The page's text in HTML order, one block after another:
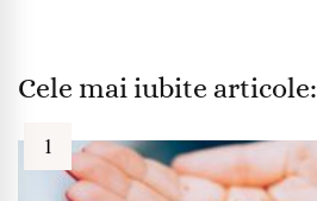
Cele mai iubite articole: